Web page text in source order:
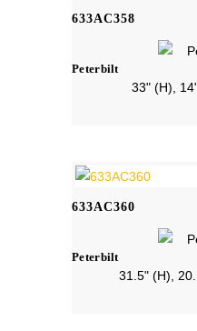
633AC358
Peterbilt
33" (H),
633AC360
Peterbilt
31.5" (H),